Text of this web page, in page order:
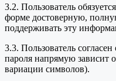
3.2. Пользователь
форме достоверную,
поддерживать эту
3.3. Пользователь
пароля напрямую зависит
вариации символов).